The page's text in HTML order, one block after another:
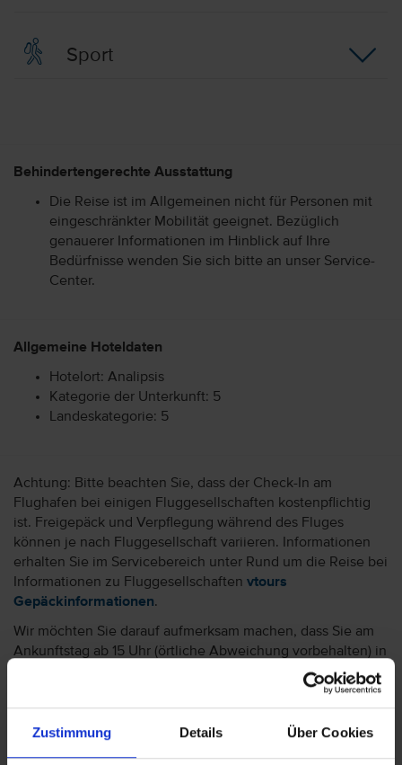
Zustimmung Details Über Cookies
Sport
Behindertengerechte Ausstattung
Die Reise ist im Allgemeinen nicht für Personen mit
eingeschränkter Mobilität geeignet. Bezüglich
genauerer Informationen im Hinblick auf Ihre
Bedürfnisse wenden Sie sich bitte an unser Service-
Center.
Allgemeine Hoteldaten
Hotelort: Analipsis
Kategorie der Unterkunft: 5
Landeskategorie: 5
Achtung: Bitte beachten Sie, dass der Check-In am
Flughafen bei einigen Fluggesellschaften kostenpflichtig
ist. Freigepäck und Verpflegung während des Fluges
können je nach Fluggesellschaft variieren. Informationen
erhalten Sie im Servicebereich unter Rund um die Reise bei
Informationen zu Fluggesellschaften vtours
Gepäckinformationen.
Wir möchten Sie darauf aufmerksam machen, dass Sie am
Ankunftstag ab 15 Uhr (örtliche Abweichung vorbehalten) in
Ihr Hotel einchecken können. An Ihrem Abreisetag können
Sie Ihr Zimmer bis 11 Uhr (örtliche Abweichung vorbehalten)
nutzen. Bitte beachten Sie, dass es bei Nur-Hotel-
Buchungen vorkommen kann, dass der Hotelier einen